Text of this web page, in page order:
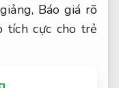
Báo giá rõ
tích cực cho trẻ